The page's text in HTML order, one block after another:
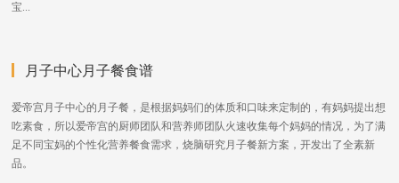
宝...
月子中心月子餐食谱
爱帝宫月子中心的月子餐，是根据妈妈们的体质和口味来定制的，有妈妈提出想
吃素食，所以爱帝宫的厨师团队和营养师团队火速收集每个妈妈的情况，为了满
足不同宝妈的个性化营养餐食需求，烧脑研究月子餐新方案，开发出了全素新
品。